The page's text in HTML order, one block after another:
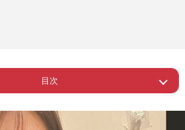
目次
ー SNSのフォロワー数は4日間で4万人
超え